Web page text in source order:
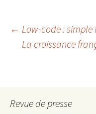
articles
← Low-code : simple
La croissance
Revue de presse